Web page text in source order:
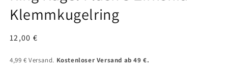
Klemmkugelring
Normaler
12,00 €
4,99 € Versand. Kostenloser Versand ab 49 €.